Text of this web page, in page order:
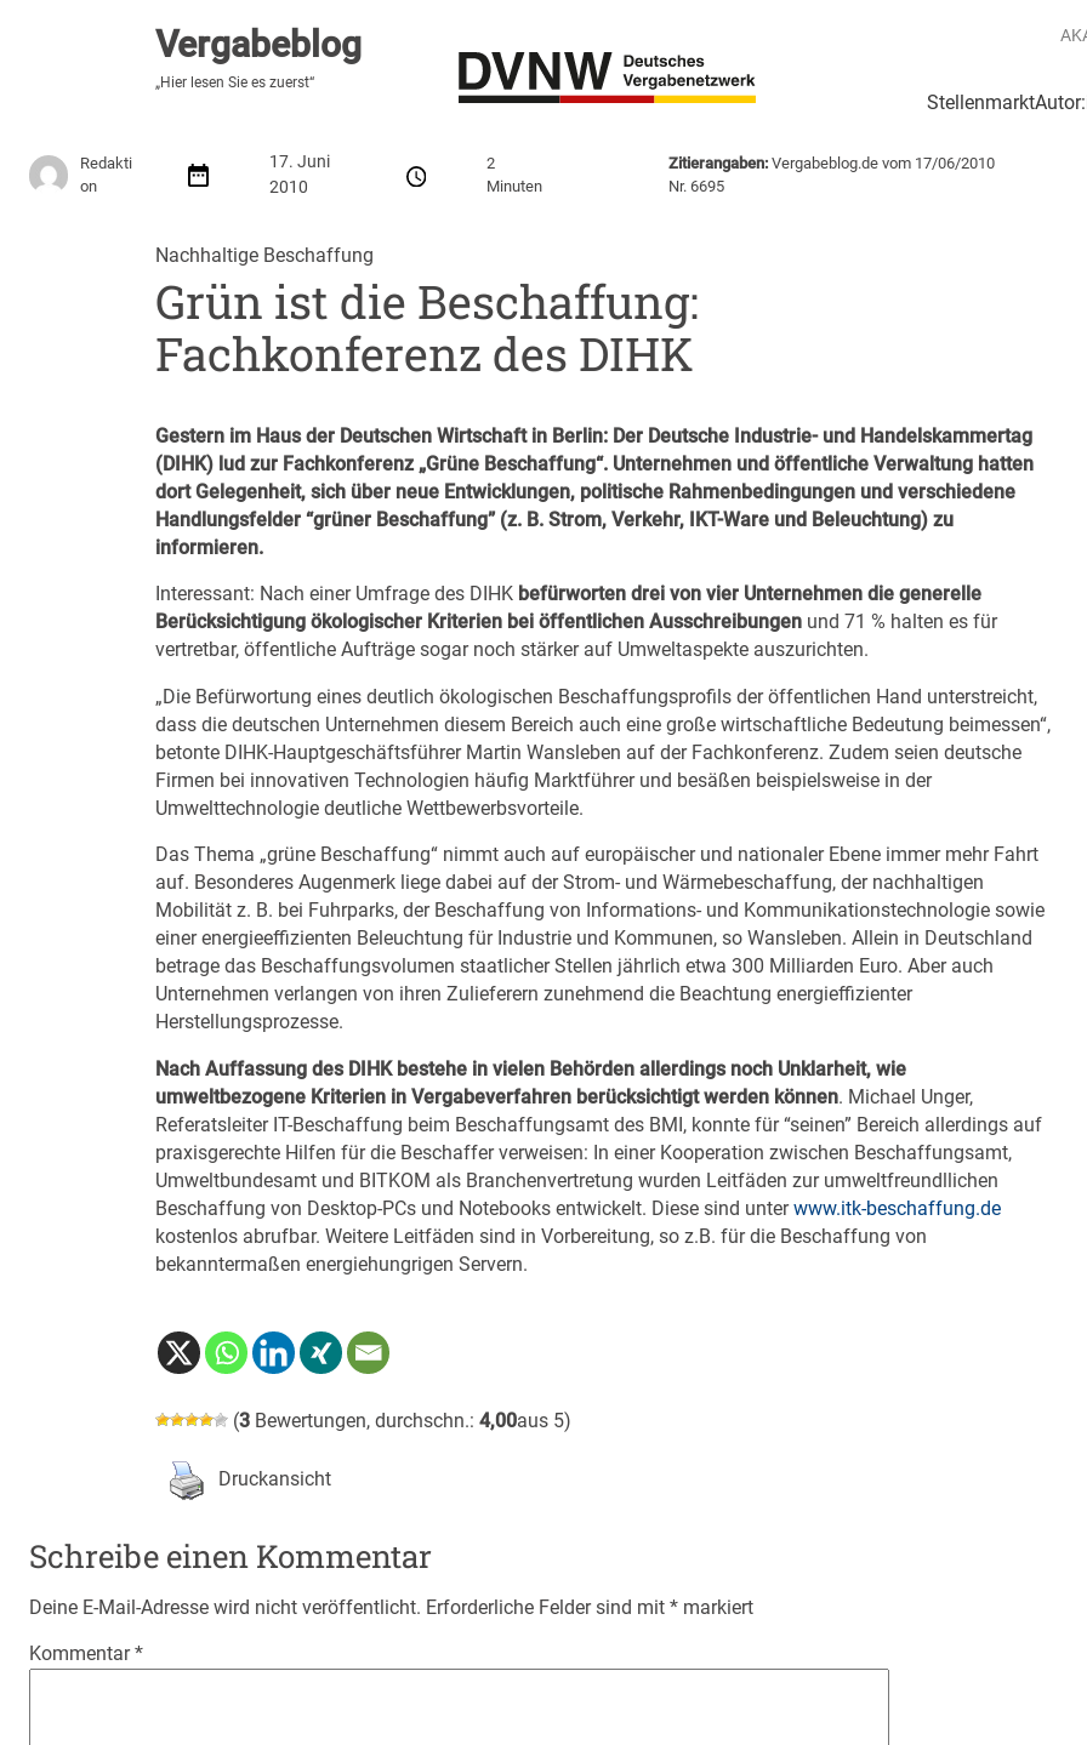
Vergabeblog
„Hier lesen Sie es zuerst“
Stellenmarkt
Vergabeblog
„Fundiert, praxisnah, kontrovers“
Redakti
on
17. Juni
2010
2
Minuten
Zitierangaben: Vergabeblog.de vom 17/06/2010
Nr. 6695
Nachhaltige Beschaffung
Grün ist die Beschaffung:
Fachkonferenz des DIHK
Gestern im Haus der Deutschen Wirtschaft in Berlin: Der Deutsche Industrie- und Handelskammertag
(DIHK) lud zur Fachkonferenz „Grüne Beschaffung“. Unternehmen und öffentliche Verwaltung hatten
dort Gelegenheit, sich über neue Entwicklungen, politische Rahmenbedingungen und verschiedene
Handlungsfelder “grüner Beschaffung” (z. B. Strom, Verkehr, IKT-Ware und Beleuchtung) zu
informieren.
Interessant: Nach einer Umfrage des DIHK befürworten drei von vier Unternehmen die generelle
Berücksichtigung ökologischer Kriterien bei öffentlichen Ausschreibungen und 71 % halten es für
vertretbar, öffentliche Aufträge sogar noch stärker auf Umweltaspekte auszurichten.
„Die Befürwortung eines deutlich ökologischen Beschaffungsprofils der öffentlichen Hand unterstreicht,
dass die deutschen Unternehmen diesem Bereich auch eine große wirtschaftliche Bedeutung beimessen“,
betonte DIHK-Hauptgeschäftsführer Martin Wansleben auf der Fachkonferenz. Zudem seien deutsche
Firmen bei innovativen Technologien häufig Marktführer und besäßen beispielsweise in der
Umwelttechnologie deutliche Wettbewerbsvorteile.
Das Thema „grüne Beschaffung“ nimmt auch auf europäischer und nationaler Ebene immer mehr Fahrt
auf. Besonderes Augenmerk liege dabei auf der Strom- und Wärmebeschaffung, der nachhaltigen
Mobilität z. B. bei Fuhrparks, der Beschaffung von Informations- und Kommunikationstechnologie sowie
einer energieeffizienten Beleuchtung für Industrie und Kommunen, so Wansleben. Allein in Deutschland
betrage das Beschaffungsvolumen staatlicher Stellen jährlich etwa 300 Milliarden Euro. Aber auch
Unternehmen verlangen von ihren Zulieferern zunehmend die Beachtung energieffizienter
Herstellungsprozesse.
Nach Auffassung des DIHK bestehe in vielen Behörden allerdings noch Unklarheit, wie
umweltbezogene Kriterien in Vergabeverfahren berücksichtigt werden können. Michael Unger,
Referatsleiter IT-Beschaffung beim Beschaffungsamt des BMI, konnte für “seinen” Bereich allerdings auf
praxisgerechte Hilfen für die Beschaffer verweisen: In einer Kooperation zwischen Beschaffungsamt,
Umweltbundesamt und BITKOM als Branchenvertretung wurden Leitfäden zur umweltfreundllichen
Beschaffung von Desktop-PCs und Notebooks entwickelt. Diese sind unterwww.itk-beschaffung.de
kostenlos abrufbar. Weitere Leitfäden sind in Vorbereitung, so z.B. für die Beschaffung von
bekanntermaßen energiehungrigen Servern.
(3 Bewertungen, durchschn.: 4,00aus 5)
Druckansicht
Schreibe einen Kommentar
Deine E-Mail-Adresse wird nicht veröffentlicht. Erforderliche Felder sind mit * markiert
Kommentar*